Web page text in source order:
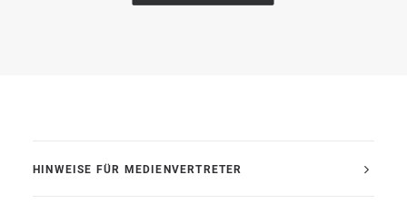
HINWEISE FÜR MEDIENVERTRETER